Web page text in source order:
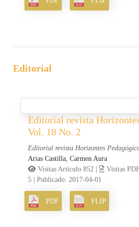
Editorial
Editorial revista
Vol. 18 No. 2
Editorial revista Horizontes
Arias Castilla, Carmen Aura
Visitas Artículo 852 |
Visitas
5
|Publicado: 2017-04-01
PDF FLIP